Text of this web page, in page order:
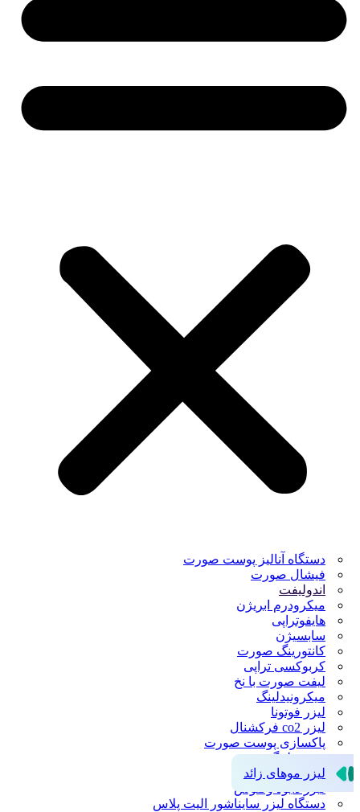
دستگاه آنالیز پوست صورت
فیشال صورت
اندولیفت
میکرودرم ابریژن
هایفوتراپی
سابسیژن
کانتورینگ صورت
کربوکسی تراپی
لیفت صورت با نخ
میکرونیدلینگ
لیزر فوتونا
لیزر co2 فرکشنال
پاکسازی پوست صورت
مزونیدلینگ
لیزر موهای زائد
لیزر دایود وکتوس
دستگاه لیزر سایناشور الیت پلاس